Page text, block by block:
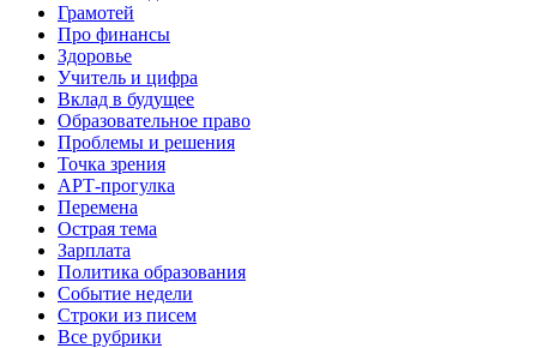
Грамотей
Про финансы
Здоровье
Учитель и цифра
Вклад в будущее
Образовательное право
Проблемы и решения
Точка зрения
АРТ-прогулка
Перемена
Острая тема
Зарплата
Политика образования
Событие недели
Строки из писем
Все рубрики